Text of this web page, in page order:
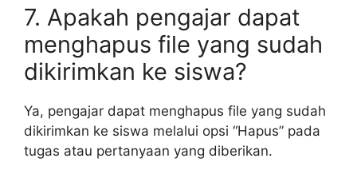
7. Apakah pengajar dapat
menghapus file yang sudah
dikirimkan ke siswa?
Ya, pengajar dapat menghapus file yang sudah
dikirimkan ke siswa melalui opsi “Hapus” pada
tugas atau pertanyaan yang diberikan.